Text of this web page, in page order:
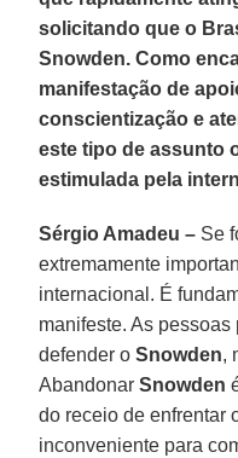
solicitando que o
Snowden. Como
manifestação de
conscientização e
este tipo de assunto
estimulada pela
Sérgio Amadeu – Se
extremamente
internacional. É
manifeste. As
defender oSnowden,
AbandonarSnowden
do receio de enfrentar
inconveniente para